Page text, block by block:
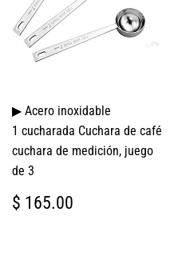
▶ Acero inoxidable
1 cucharada Cuchara de café
cuchara de medición, juego
de 3
PRECIO
HABITUAL
$ 165.00